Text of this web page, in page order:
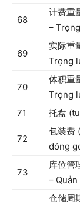
68
计费重
–
69
实际重
Trọng
70
体积重
Trọng
71
托盘
72
包装费
đóng
73
库位管
–
仓储周